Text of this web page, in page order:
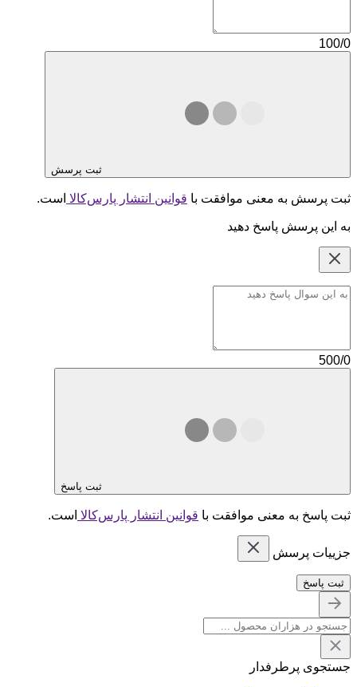
100/0
ثبت پرسش
ثبت پرسش به معنی موافقت با قوانین انتشار پارس‌کالا است.
به این پرسش پاسخ دهید
500/0
ثبت پاسخ
ثبت پاسخ به معنی موافقت با قوانین انتشار پارس‌کالا است.
جزییات پرسش
ثبت پاسخ
جستجوی پرطرفدار